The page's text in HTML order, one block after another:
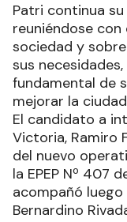
Patri continua
reuniéndose
sociedad y
sus
fundamental de
mejorar la
El candidato a
Victoria, Ramiro
del nuevo
la EPEP Nº 407
acompañó
Bernardino